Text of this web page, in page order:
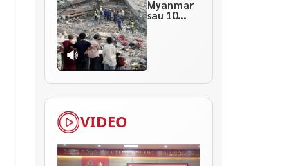
Myanmar
sau 10
ngày
thảm họa
VIDEO